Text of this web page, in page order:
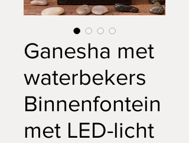
Ganesha met
waterbekers
Binnenfontein
met LED-licht